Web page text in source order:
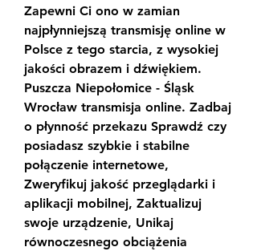
Zapewni Ci ono w zamian
najpłynniejszą transmisję online w
Polsce z tego starcia, z wysokiej
jakości obrazem i dźwiękiem.
Puszcza Niepołomice - Śląsk
Wrocław transmisja online. Zadbaj
o płynność przekazu Sprawdź czy
posiadasz szybkie i stabilne
połączenie internetowe,
Zweryfikuj jakość przeglądarki i
aplikacji mobilnej, Zaktualizuj
swoje urządzenie, Unikaj
równoczesnego obciążenia